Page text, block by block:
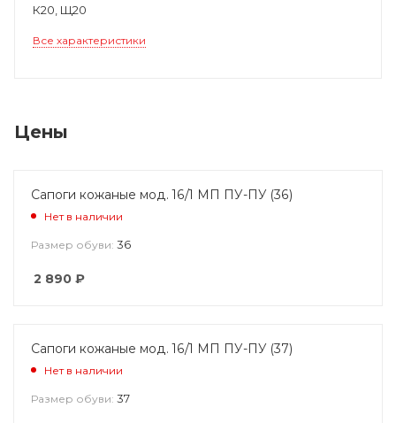
К20, Щ20
Все характеристики
Цены
Сапоги кожаные мод. 16/1 МП ПУ-ПУ (36)
Нет в наличии
Размер обуви: 36
2 890 ₽
Сапоги кожаные мод. 16/1 МП ПУ-ПУ (37)
Нет в наличии
Размер обуви: 37